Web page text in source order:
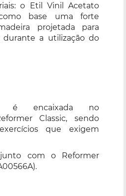
o Etil Vinil Acetato
base uma forte
projetada para
a utilização do
é encaixada no
Classic, sendo
que exigem
com o Reformer